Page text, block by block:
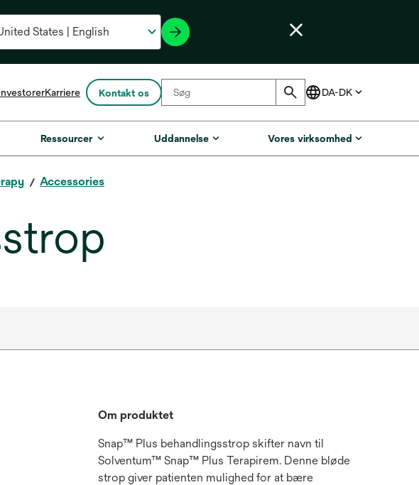
opens
a
new
Karriere Kontakt os
Ressourcer Uddannelse Vores virksomhed
Accessories
Om produktet
Snap™ Plus behandlingsstrop skifter navn til
Solventum™ Snap™ Plus Terapirem. Denne bløde
strop giver patienten mulighed for at bære